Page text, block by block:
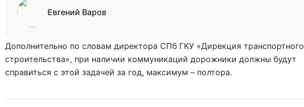
Евгений Варов
Дополнительно по словам директора СПб ГКУ «Дирекция транспортного
строительства», при наличии коммуникаций дорожники должны будут
справиться с этой задачей за год, максимум – полтора.